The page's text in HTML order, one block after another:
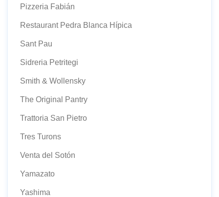
Pizzeria Fabián
Restaurant Pedra Blanca Hípica
Sant Pau
Sidreria Petritegi
Smith & Wollensky
The Original Pantry
Trattoria San Pietro
Tres Turons
Venta del Sotón
Yamazato
Yashima